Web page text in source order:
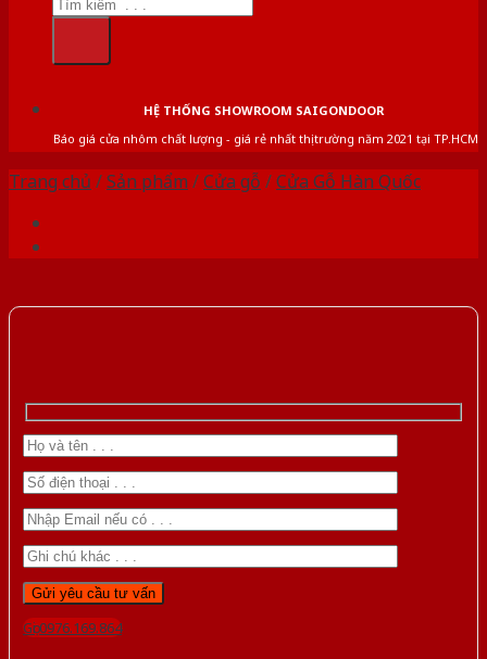
HỆ THỐNG SHOWROOM SAIGONDOOR
Báo giá cửa nhôm chất lượng - giá rẻ nhất thị trường năm 2021 tại TP.HCM
Trang chủ /Sản phẩm /Cửa gỗ /Cửa Gỗ Hàn Quốc
Gọi 0976.169.864